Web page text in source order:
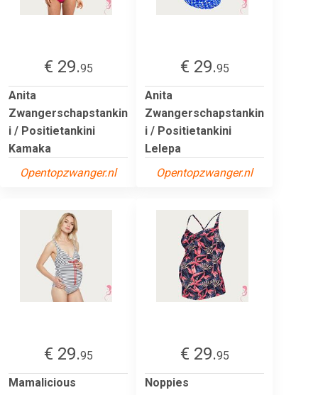
€ 29.95
Anita
Zwangerschapstankin
i / Positietankini
Kamaka
Opentopzwanger.nl
€ 29.95
Anita
Zwangerschapstankin
i / Positietankini
Lelepa
Opentopzwanger.nl
€ 29.95
Mamalicious
€ 29.95
Noppies